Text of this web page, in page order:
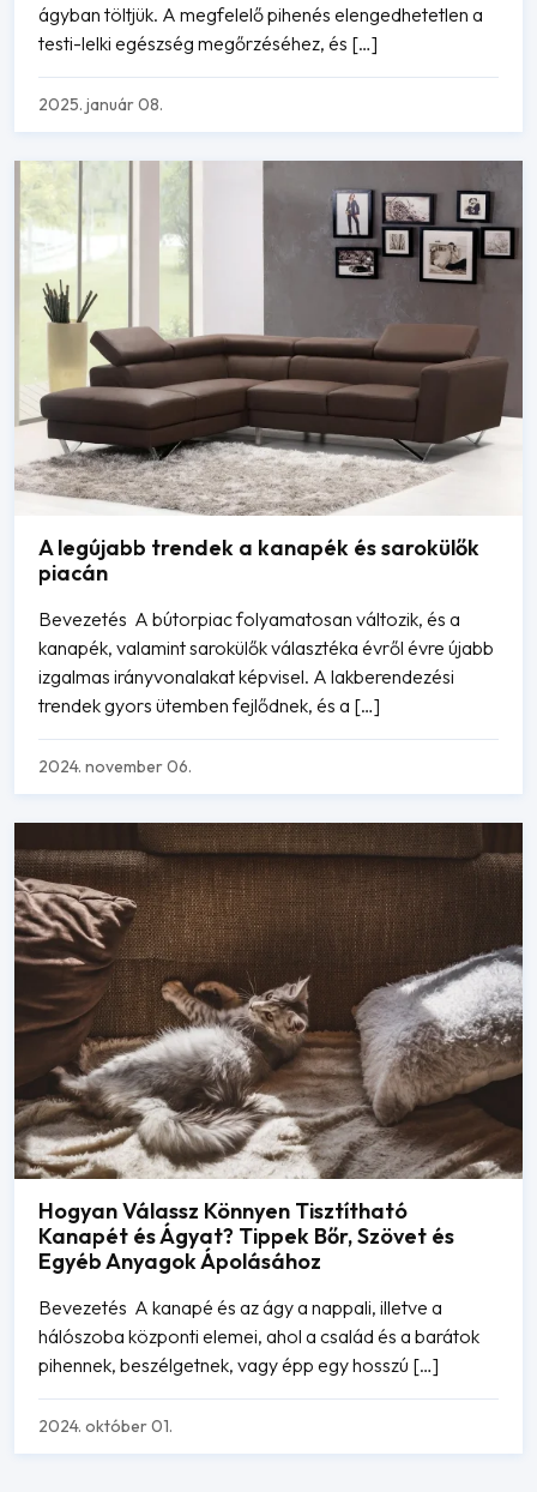
ágyban töltjük. A megfelelő pihenés elengedhetetlen a
testi-lelki egészség megőrzéséhez, és […]
2025. január 08.
A legújabb trendek a kanapék és sarokülők
piacán
Bevezetés A bútorpiac folyamatosan változik, és a
kanapék, valamint sarokülők választéka évről évre újabb
izgalmas irányvonalakat képvisel. A lakberendezési
trendek gyors ütemben fejlődnek, és a […]
2024. november 06.
Hogyan Válassz Könnyen Tisztítható
Kanapét és Ágyat? Tippek Bőr, Szövet és
Egyéb Anyagok Ápolásához
Bevezetés A kanapé és az ágy a nappali, illetve a
hálószoba központi elemei, ahol a család és a barátok
pihennek, beszélgetnek, vagy épp egy hosszú […]
2024. október 01.